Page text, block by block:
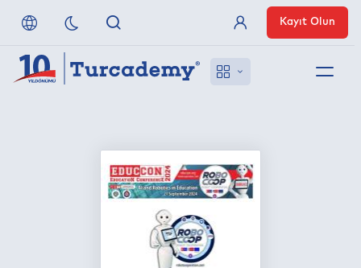
Üye Girişi
Kayıt Olun